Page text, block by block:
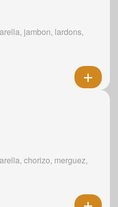
jambon, lardons,
chorizo, merguez,